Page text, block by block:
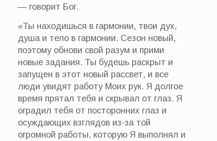
— говорит Бог.
«Ты находишься в гармонии, твои дух,
душа и тело в гармонии. Сезон новый,
поэтому обнови свой разум и прими
новые задания. Ты будешь раскрыт и
запущен в этот новый рассвет, и все
люди увидят работу Моих рук. Я долгое
время прятал тебя и скрывал от глаз. Я
оградил тебя от посторонних глаз и
осуждающих взглядов из-за той
огромной работы, которую Я выполнял и